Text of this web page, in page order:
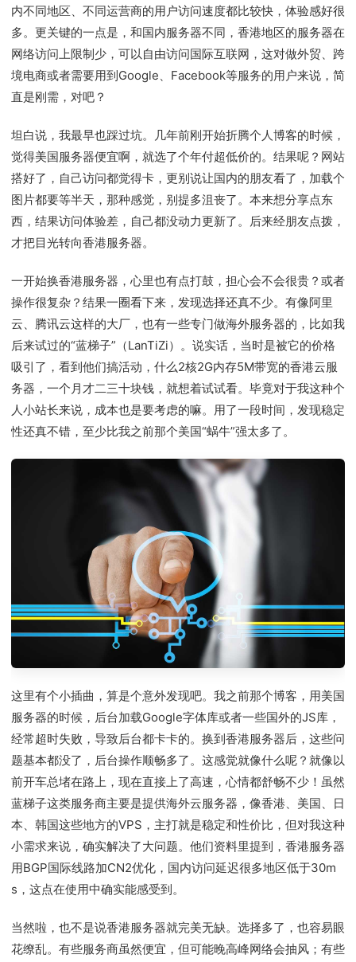
内不同地区、不同运营商的用户访问速度都比较快，体验感好很
多。更关键的一点是，和国内服务器不同，香港地区的服务器在
网络访问上限制少，可以自由访问国际互联网，这对做外贸、跨
境电商或者需要用到Google、Facebook等服务的用户来说，简
直是刚需，对吧？
坦白说，我最早也踩过坑。几年前刚开始折腾个人博客的时候，
觉得美国服务器便宜啊，就选了个年付超低价的。结果呢？网站
搭好了，自己访问都觉得卡，更别说让国内的朋友看了，加载个
图片都要等半天，那种感觉，别提多沮丧了。本来想分享点东
西，结果访问体验差，自己都没动力更新了。后来经朋友点拨，
才把目光转向香港服务器。
一开始换香港服务器，心里也有点打鼓，担心会不会很贵？或者
操作很复杂？结果一圈看下来，发现选择还真不少。有像阿里
云、腾讯云这样的大厂，也有一些专门做海外服务器的，比如我
后来试过的“蓝梯子”（LanTiZi）。说实话，当时是被它的价格
吸引了，看到他们搞活动，什么2核2G内存5M带宽的香港云服
务器，一个月才二三十块钱，就想着试试看。毕竟对于我这种个
人小站长来说，成本也是要考虑的嘛。用了一段时间，发现稳定
性还真不错，至少比我之前那个美国“蜗牛”强太多了。
这里有个小插曲，算是个意外发现吧。我之前那个博客，用美国
服务器的时候，后台加载Google字体库或者一些国外的JS库，
经常超时失败，导致后台都卡卡的。换到香港服务器后，这些问
题基本都没了，后台操作顺畅多了。这感觉就像什么呢？就像以
前开车总堵在路上，现在直接上了高速，心情都舒畅不少！虽然
蓝梯子这类服务商主要是提供海外云服务器，像香港、美国、日
本、韩国这些地方的VPS，主打就是稳定和性价比，但对我这种
小需求来说，确实解决了大问题。他们资料里提到，香港服务器
用BGP国际线路加CN2优化，国内访问延迟很多地区低于30m
s，这点在使用中确实能感受到。
当然啦，也不是说香港服务器就完美无缺。选择多了，也容易眼
花缭乱。有些服务商虽然便宜，但可能晚高峰网络会抽风；有些